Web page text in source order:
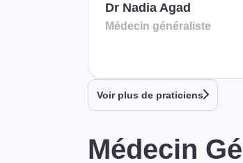
Dr Nadia Agad
Médecin généraliste
Voir plus de praticiens
Médecin